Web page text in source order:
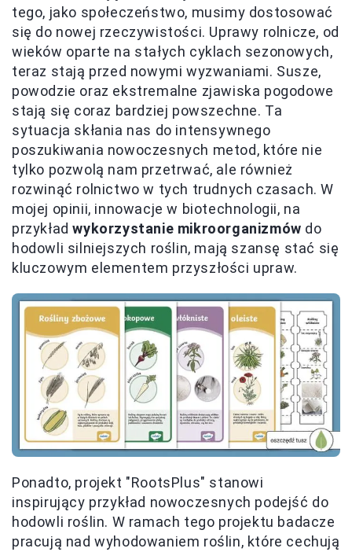
tego, jako społeczeństwo, musimy dostosować
się do nowej rzeczywistości. Uprawy rolnicze, od
wieków oparte na stałych cyklach sezonowych,
teraz stają przed nowymi wyzwaniami. Susze,
powodzie oraz ekstremalne zjawiska pogodowe
stają się coraz bardziej powszechne. Ta
sytuacja skłania nas do intensywnego
poszukiwania nowoczesnych metod, które nie
tylko pozwolą nam przetrwać, ale również
rozwinąć rolnictwo w tych trudnych czasach. W
mojej opinii, innowacje w biotechnologii, na
przykład wykorzystanie mikroorganizmów do
hodowli silniejszych roślin, mają szansę stać się
kluczowym elementem przyszłości upraw.
Ponadto, projekt "RootsPlus" stanowi
inspirujący przykład nowoczesnych podejść do
hodowli roślin. W ramach tego projektu badacze
pracują nad wyhodowaniem roślin, które cechują